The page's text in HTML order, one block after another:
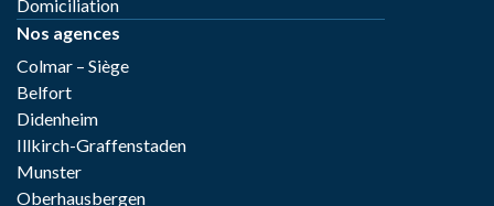
Domiciliation
Nos agences
Colmar – Siège
Belfort
Didenheim
Illkirch-Graffenstaden
Munster
Oberhausbergen